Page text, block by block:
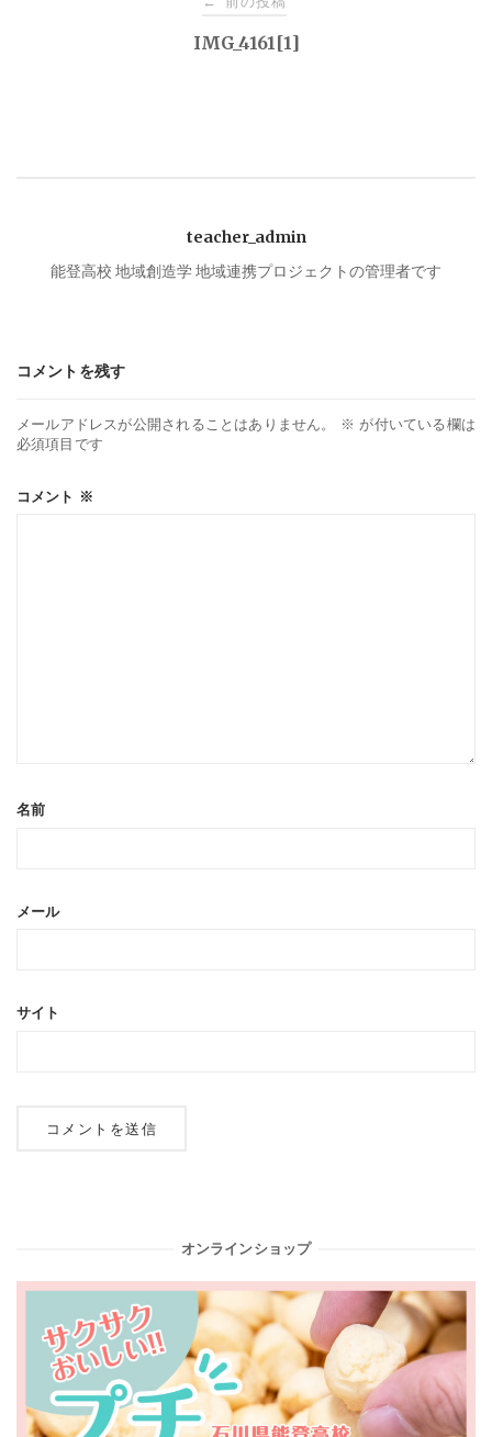
ン
IMG_4161[1]
teacher_admin
能登高校 地域創造学 地域連携プロジェクトの管理者です
コメントを残す
メールアドレスが公開されることはありません。 ※ が付いている欄は
必須項目です
コメント ※
名前
メール
サイト
オンラインショップ